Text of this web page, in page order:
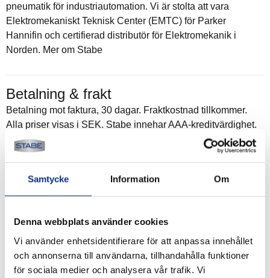
Samtycke Information Om
Denna webbplats använder cookies
Vi använder enhetsidentifierare för att anpassa innehållet
och annonserna till användarna, tillhandahålla funktioner
för sociala medier och analysera vår trafik. Vi
pneumatik för industriautomation. Vi är stolta att vara
Elektromekaniskt Teknisk Center (EMTC) för Parker
Hannifin och certifierad distributör för Elektromekanik i
Norden. Mer om Stabe
Betalning & frakt
Betalning mot faktura, 30 dagar. Fraktkostnad tillkommer.
Alla priser visas i SEK. Stabe innehar AAA-kreditvärdighet.
Köpvillkor